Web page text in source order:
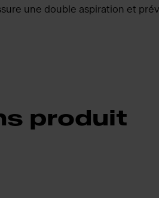
une double aspiration et
produit